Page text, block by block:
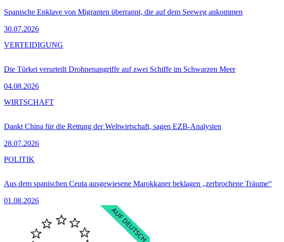
Spanische Enklave von Migranten überrannt, die auf dem Seeweg ankommen
30.07.2026
Die Türkei verurteilt Drohnenangriffe auf zwei Schiffe im Schwarzen Meer
04.08.2026
VERTEIDIGUNG
Dankt China für die Rettung der Weltwirtschaft, sagen EZB-Analysten
28.07.2026
WIRTSCHAFT
Aus dem spanischen Ceuta ausgewiesene Marokkaner beklagen „zerbrochene Träume“
01.08.2026
POLITIK